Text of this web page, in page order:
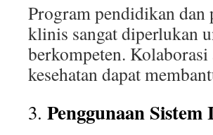
Program pendidikan dan
klinis sangat diperlukan
berkompeten.
kesehatan dapat
3. Penggunaan